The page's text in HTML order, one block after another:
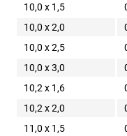
10,0 x 1,5
10,0 x 2,0
10,0 x 2,5
10,0 x 3,0
10,2 x 1,6
10,2 x 2,0
11,0 x 1,5